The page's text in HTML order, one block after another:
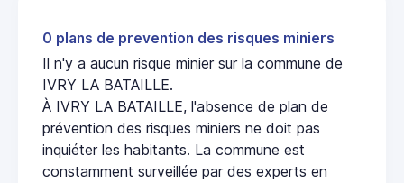
0 plans de prevention des risques miniers
Il n'y a aucun risque minier sur la commune de
IVRY LA BATAILLE.
À IVRY LA BATAILLE, l'absence de plan de
prévention des risques miniers ne doit pas
inquiéter les habitants. La commune est
constamment surveillée par des experts en